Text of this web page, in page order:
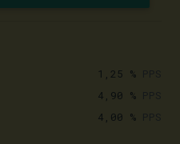
1,25 %
4,90 %
4,00 %